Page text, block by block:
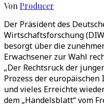
Von Producer
Der Präsident des
Wirtschaftsforschung
besorgt über die
Erwachsener zur Wahl
„Der Rechtsruck der
Prozess der
und vieles Erreichte
dem „Handelsblatt“ vom